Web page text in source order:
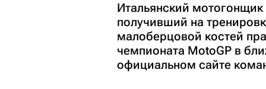
Итальянский
получивший на
малоберцовой костей
чемпионата MotoGP в
официальном сайте